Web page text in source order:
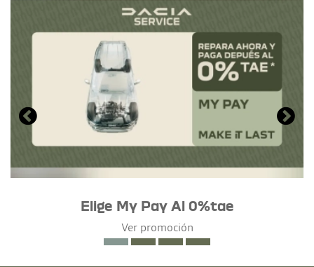
Elige My Pay Al 0%tae
Ver promoción